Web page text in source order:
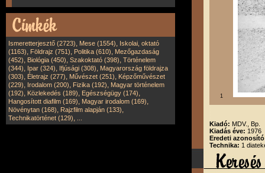
Ismeretterjesztő (2723), Mese (1554), Iskolai, oktató
(1163), Földrajz (751), Politika (610), Mezőgazdaság
(452), Biológia (450), Szakoktató (398), Történelem
(344), Ipar (324), Ifjúsági (308), Magyarország földrajza
(303), Életrajz (277), Művészet (251), Képzőművészet
(229), Irodalom (200), Fizika (192), Magyar történelem
(192), Közlekedés (189), Egészségügy (174),
Hangosított diafilm (169), Magyar irodalom (169),
Növénytan (168), Rajzfilm alapján (133),
Technikatörténet (129),
1
Kiadó: MDV., Bp.
Kiadás éve: 1976
Eredeti
Technika: 1